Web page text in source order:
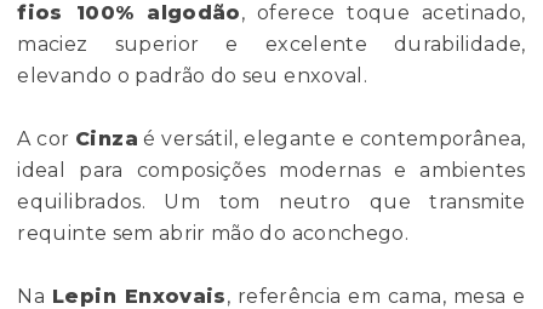
fios 100% algodão, oferece toque acetinado,
maciez superior e excelente durabilidade,
elevando o padrão do seu enxoval.
A cor Cinza é versátil, elegante e contemporânea,
ideal para composições modernas e ambientes
equilibrados. Um tom neutro que transmite
requinte sem abrir mão do aconchego.
Na Lepin Enxovais, referência em cama, mesa e